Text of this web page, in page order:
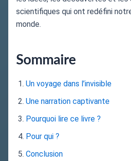
scientifiques qui ont redéfini
monde.
Sommaire
Un voyage dans l’invisible
Une narration captivante
Pourquoi lire ce livre ?
Pour qui ?
Conclusion